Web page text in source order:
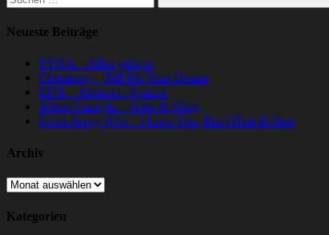
Suchen
Neueste Beiträge
TYNA – Allen geht es
Ceremony – Tell Me Your Dream
LIFE – Abstract / Natural
Albert Castiglia – Grits & Glory
Swiss Army Wife – I Love You, But I Hate It Here
Archiv
Archiv
Kategorien